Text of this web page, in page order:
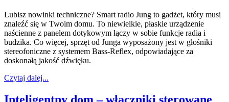
Lubisz nowinki techniczne? Smart radio Jung to gadżet, który musi
znaleźć się w Twoim domu. To niewielkie, płaskie urządzenie
naścienne z panelem dotykowym łączy w sobie funkcje radia i
budzika. Co więcej, sprzęt od Junga wyposażony jest w głośniki
stereofoniczne z systemem Bass-Reflex, odpowiadające za
doskonałą jakość dźwięku.
Czytaj dalej...